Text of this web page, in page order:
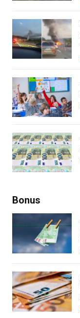
Bonus